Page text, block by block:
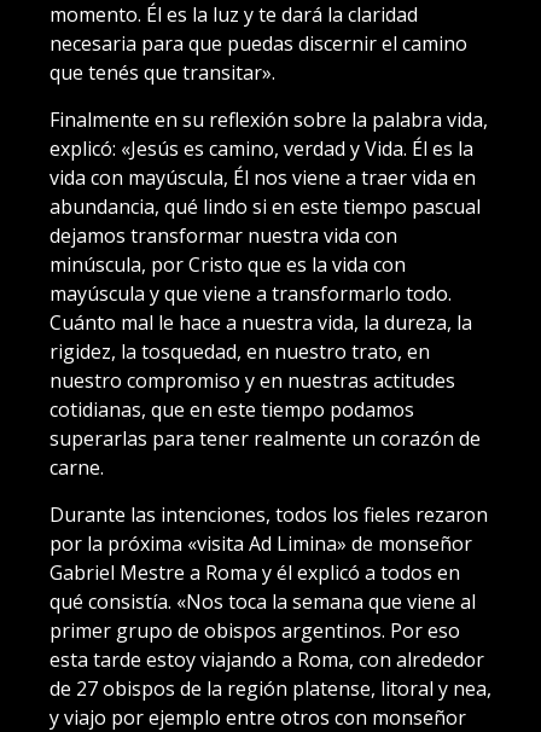
momento. Él es la luz y te dará la claridad
necesaria para que puedas discernir el camino
que tenés que transitar».
Finalmente en su reflexión sobre la palabra vida,
explicó: «Jesús es camino, verdad y Vida. Él es la
vida con mayúscula, Él nos viene a traer vida en
abundancia, qué lindo si en este tiempo pascual
dejamos transformar nuestra vida con
minúscula, por Cristo que es la vida con
mayúscula y que viene a transformarlo todo.
Cuánto mal le hace a nuestra vida, la dureza, la
rigidez, la tosquedad, en nuestro trato, en
nuestro compromiso y en nuestras actitudes
cotidianas, que en este tiempo podamos
superarlas para tener realmente un corazón de
carne.
Durante las intenciones, todos los fieles rezaron
por la próxima «visita Ad Limina» de monseñor
Gabriel Mestre a Roma y él explicó a todos en
qué consistía. «Nos toca la semana que viene al
primer grupo de obispos argentinos. Por eso
esta tarde estoy viajando a Roma, con alrededor
de 27 obispos de la región platense, litoral y nea,
y viajo por ejemplo entre otros con monseñor